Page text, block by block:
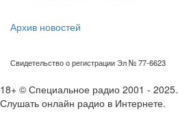
Архив новостей
Свидетельство о регистрации Эл № 77-6623
18+ © Специальное радио 2001 - 2025.
Слушать онлайн радио в Интернете.